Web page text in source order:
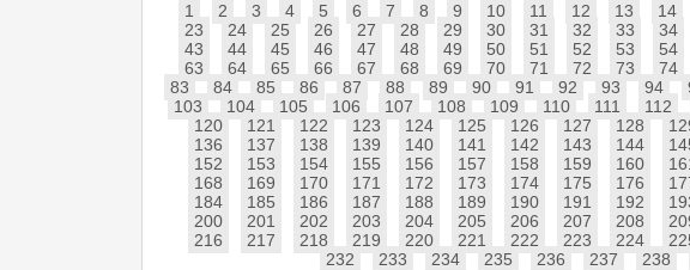
1 2 3 4 5 6 7 8 9 10 11 12 13 14
23
24 25 26 27 28 29 30 31 32 33 34
43
44 45 46 47 48 49 50 51 52 53 54
63
64 65 66 67 68 69 70 71 72 73 74
83
84 85 86 87 88 89 90 91 92 93 94
103
104 105 106 107 108 109 110 111 112
120
121 122 123 124 125 126 127 128
136
137 138 139 140 141 142 143 144
152
153 154 155 156 157 158 159 160
168
169 170 171 172 173 174 175 176
184
185 186 187 188 189 190 191 192
200
201 202 203 204 205 206 207 208
216
217 218 219 220 221 222 223 224
232
233 234 235 236 237 238